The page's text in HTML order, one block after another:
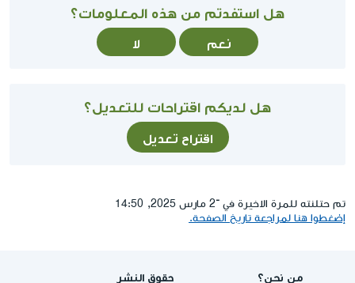
هل استفدتم من هذه المعلومات؟
نعم لا
هل لديكم اقتراحات للتعديل؟
اقتراح تعديل
تم حتلنته للمرة الاخيرة في ־2 مارس 2025, 14:50
إضغطوا هنا لمراجعة تاريخ الصفحة.
من نحن؟ حقوق النشر